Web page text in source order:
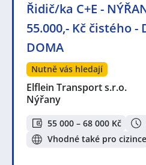
Řidič/ka C+E -
55.000,- Kč čistého -
DOMA
Nutně vás hledají
Elflein Transport s.r.o.
Nýřany
55 000 – 68 000 Kč
Vhodné také pro cizince